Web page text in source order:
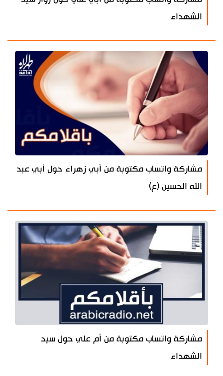
الشهداء
مشاركة واتساب مكتوبة من أبي زهراء حول أبي عبد
الله الحسين (ع)
مشاركة واتساب مكتوبة من أم علي حول سيد
الشهداء